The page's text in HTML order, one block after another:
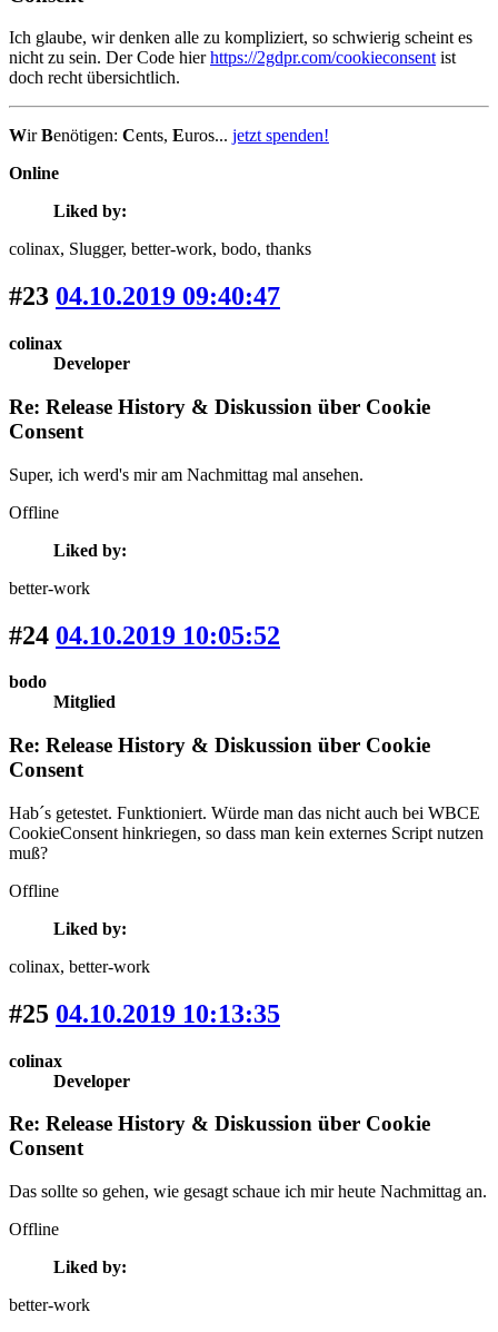
Ich glaube, wir denken alle zu kompliziert, so schwierig scheint es
nicht zu sein. Der Code hierhttps://2gdpr.com/cookieconsent ist
doch recht übersichtlich.
WirBenötigen: Cents, Euros... jetzt spenden!
Online
Liked by:
colinax, Slugger, better-work, bodo, thanks
#23 04.10.2019 09:40:47
colinax
Developer
Re: Release History & Diskussion über Cookie
Consent
Super, ich werd's mir am Nachmittag mal ansehen.
Offline
Liked by:
better-work
#24 04.10.2019 10:05:52
bodo
Mitglied
Re: Release History & Diskussion über Cookie
Consent
Hab´s getestet. Funktioniert. Würde man das nicht auch bei WBCE
CookieConsent hinkriegen, so dass man kein externes Script nutzen
muß?
Offline
Liked by:
colinax, better-work
#25 04.10.2019 10:13:35
colinax
Developer
Re: Release History & Diskussion über Cookie
Consent
Das sollte so gehen, wie gesagt schaue ich mir heute Nachmittag an.
Offline
Liked by:
better-work